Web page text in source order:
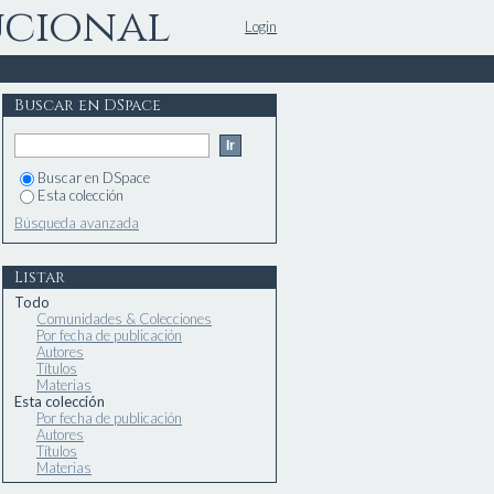
Login
Buscar en DSpace
Buscar en DSpace
Esta colección
Búsqueda avanzada
Listar
Todo
Comunidades & Colecciones
Por fecha de publicación
Autores
Títulos
Materias
Esta colección
Por fecha de publicación
Autores
Títulos
Materias